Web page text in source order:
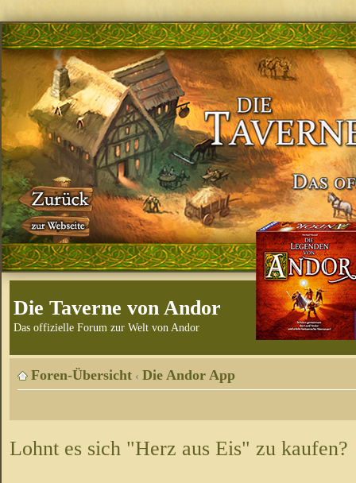
Die Taverne von Andor
Das offizielle Forum zur Welt von Andor
Foren-Übersicht ‹ Die Andor App
Lohnt es sich "Herz aus Eis" zu kaufen?